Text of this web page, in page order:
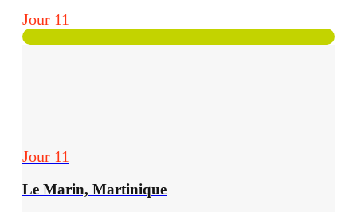
Jour 11
Jour 11
Le Marin, Martinique